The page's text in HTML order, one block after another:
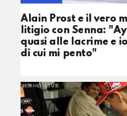
Alain Prost e il vero
litigio con Senna:
quasi alle lacrime e
di cui mi pento"